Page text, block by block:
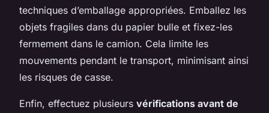
techniques d’emballage appropriées. Emballez les
objets fragiles dans du papier bulle et fixez-les
fermement dans le camion. Cela limite les
mouvements pendant le transport, minimisant ainsi
les risques de casse.
Enfin, effectuez plusieurs vérifications avant de